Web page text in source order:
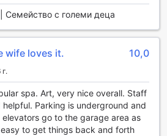
House, гостите могат да се
от съвременни уреди и
им помогне да поддържат своята
силови упражнения, тук ще
за една ефективна
е идеалното място за
на Париж.
Комфорт и Услуги на
Семейство с големи деца
wife loves it. 10,0
spa. Art, very nice overall. Staff
Parking is underground and
go to the garage area as
to get things back and forth